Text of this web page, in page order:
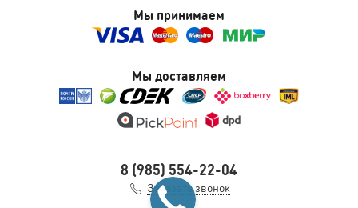
Мы принимаем
Мы доставляем
8 (985) 554-22-04
Заказать звонок